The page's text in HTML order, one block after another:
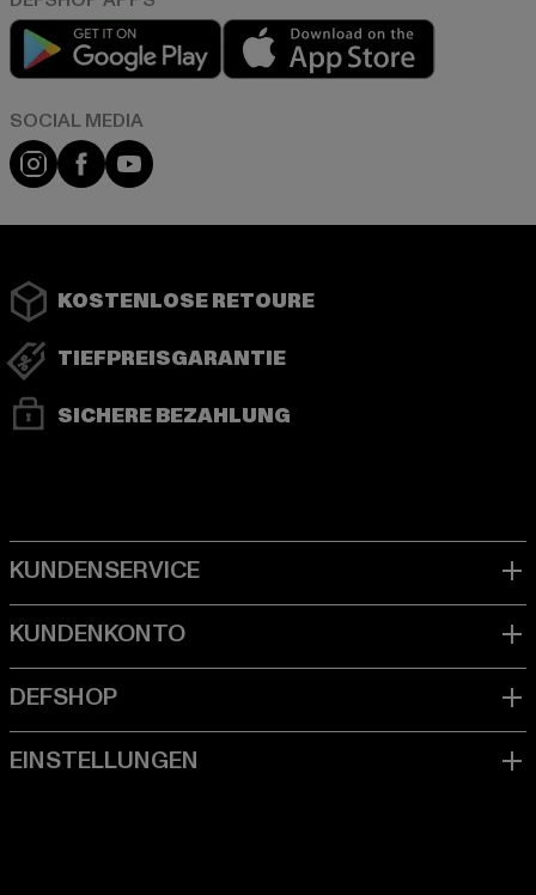
Play market
Instagram
FacebookYouTube
KOSTENLOSE RETOURE
TIEFPREISGARANTIE
SICHERE BEZAHLUNG